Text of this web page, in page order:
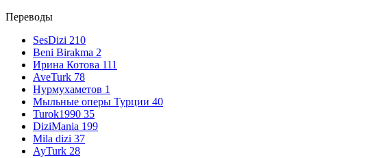
Переводы
SesDizi 210
Beni Birakma 2
Ирина Котова 111
AveTurk 78
Нурмухаметов 1
Мыльные оперы Турции 40
Turok1990 35
DiziMania 199
Mila dizi 37
AyTurk 28